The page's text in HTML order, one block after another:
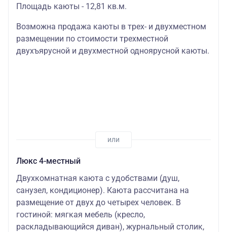
Площадь каюты - 12,81 кв.м.
Возможна продажа каюты в трех- и двухместном
размещении по стоимости трехместной
двухъярусной и двухместной одноярусной каюты.
Люкс 4-местный
Двухкомнатная каюта с удобствами (душ,
санузел, кондиционер). Каюта рассчитана на
размещение от двух до четырех человек. В
гостиной: мягкая мебель (кресло,
раскладывающийся диван), журнальный столик,